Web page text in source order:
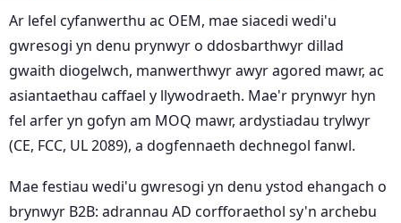
Ar lefel cyfanwerthu ac OEM, mae siacedi wedi'u
gwresogi yn denu prynwyr o ddosbarthwyr dillad
gwaith diogelwch, manwerthwyr awyr agored mawr, ac
asiantaethau caffael y llywodraeth. Mae'r prynwyr hyn
fel arfer yn gofyn am MOQ mawr, ardystiadau trylwyr
(CE, FCC, UL 2089), a dogfennaeth dechnegol fanwl.
Mae festiau wedi'u gwresogi yn denu ystod ehangach o
brynwyr B2B: adrannau AD corfforaethol sy'n archebu